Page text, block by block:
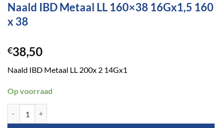
Naald IBD Metaal LL 160×38 16Gx1,5 160
x 38
€38,50
Naald IBD Metaal LL 200x 2 14Gx1
Op voorraad